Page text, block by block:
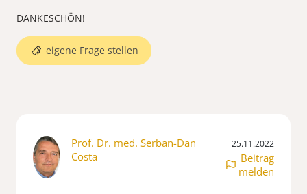
DANKESCHÖN!
eigene Frage stellen
Prof. Dr. med. Serban-Dan
Costa
25.11.2022
Beitrag
melden